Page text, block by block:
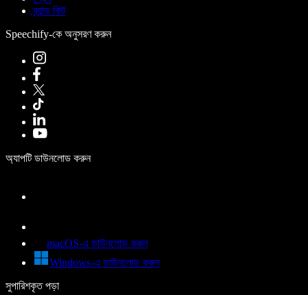
ব্র্যান্ড কিট
Speechify-কে অনুসরণ করুন
অ্যাপটি ডাউনলোড করুন
macOS-এ ডাউনলোড করুন
Windows-এ ডাউনলোড করুন
সুপারিশকৃত পড়া